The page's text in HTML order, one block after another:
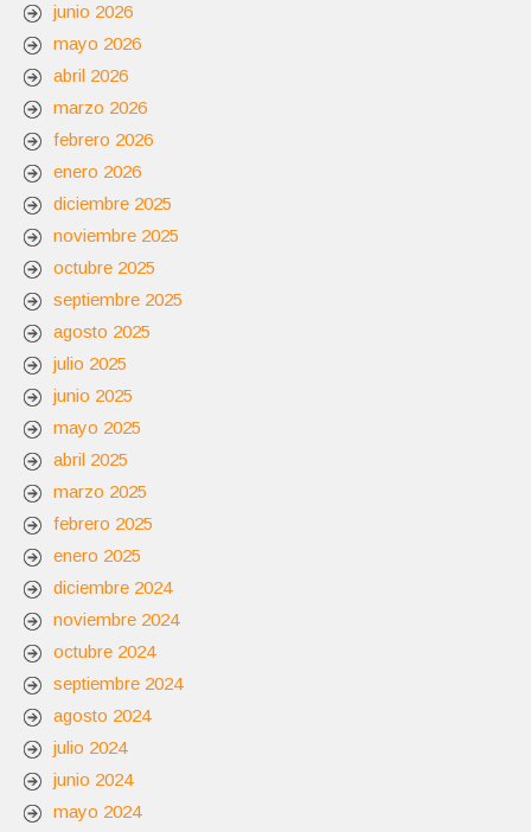
junio 2026
mayo 2026
abril 2026
marzo 2026
febrero 2026
enero 2026
diciembre 2025
noviembre 2025
octubre 2025
septiembre 2025
agosto 2025
julio 2025
junio 2025
mayo 2025
abril 2025
marzo 2025
febrero 2025
enero 2025
diciembre 2024
noviembre 2024
octubre 2024
septiembre 2024
agosto 2024
julio 2024
junio 2024
mayo 2024